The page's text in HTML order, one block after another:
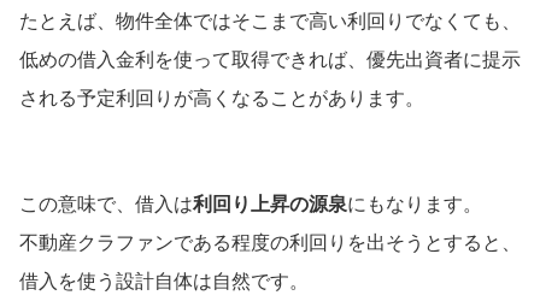
たとえば、物件全体ではそこまで高い利回りでなくても、
低めの借入金利を使って取得できれば、優先出資者に提示
される予定利回りが高くなることがあります。
この意味で、借入は利回り上昇の源泉にもなります。
不動産クラファンである程度の利回りを出そうとすると、
借入を使う設計自体は自然です。